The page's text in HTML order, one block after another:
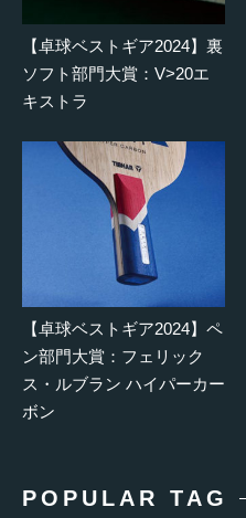
【卓球ベストギア2024】裏
ソフト部門大賞：V>20エ
キストラ
【卓球ベストギア2024】ペ
ン部門大賞：フェリック
ス・ルブラン ハイパーカー
ボン
POPULAR TAG